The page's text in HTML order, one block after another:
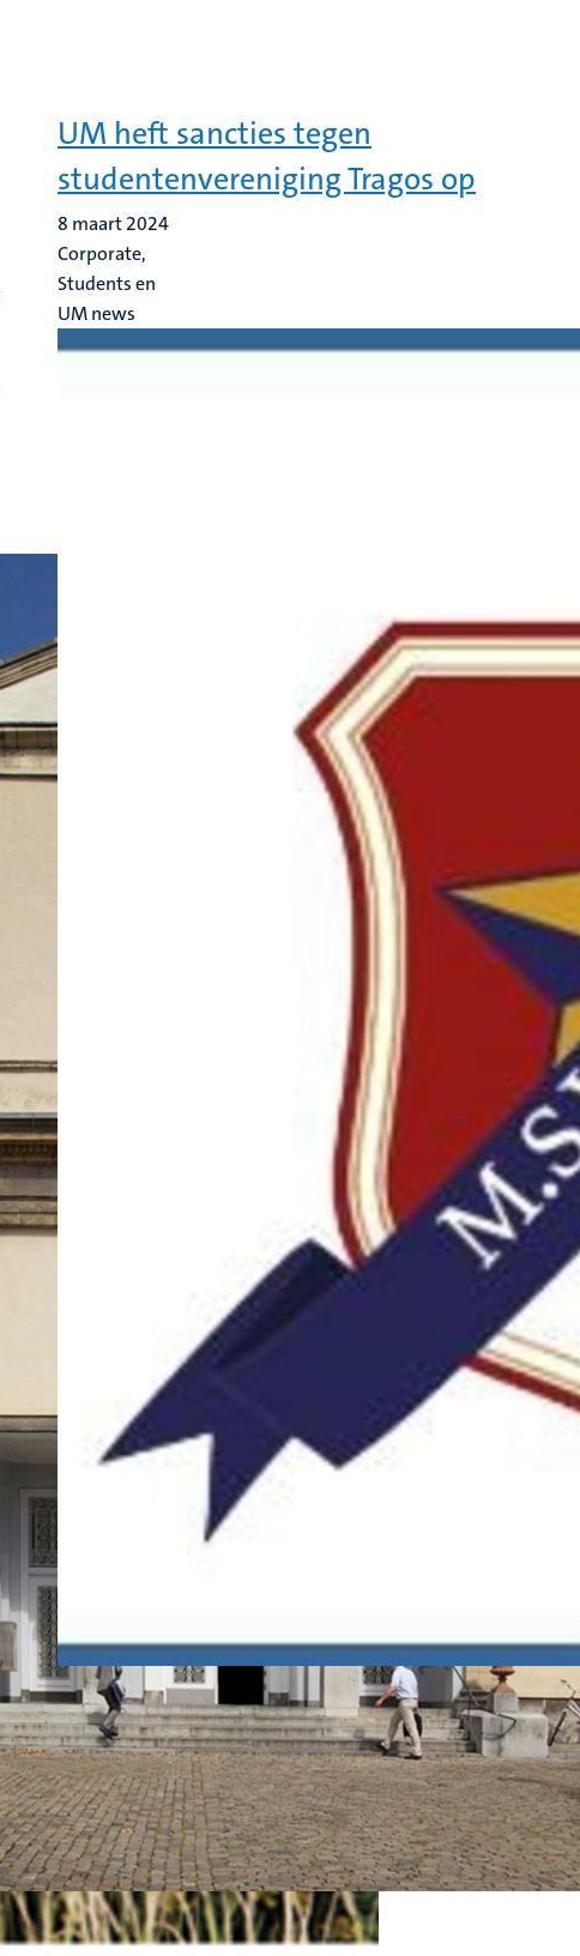
UM heft sancties tegen
studentenvereniging Tragos op
8 maart 2024
Corporate,
Students en
UM news